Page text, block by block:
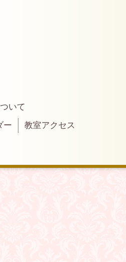
いて
ー
教室アクセス